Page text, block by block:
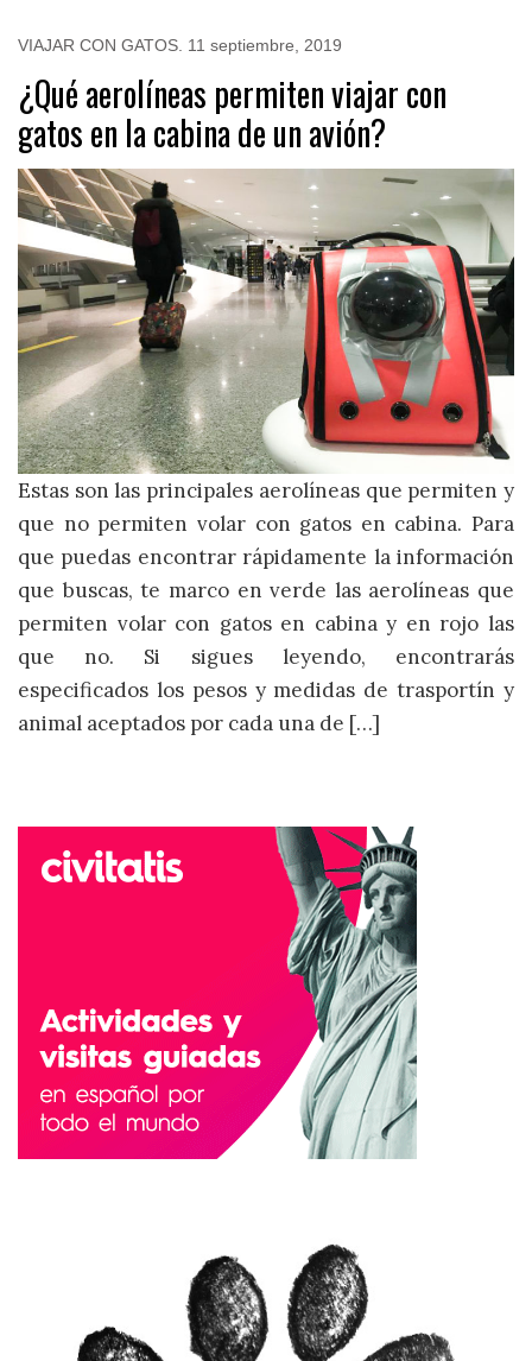
VIAJAR CON GATOS 11 septiembre, 2019
¿Qué aerolíneas permiten viajar con
gatos en la cabina de un avión?
Estas son las principales aerolíneas que permiten y
que no permiten volar con gatos en cabina. Para
que puedas encontrar rápidamente la información
que buscas, te marco en verde las aerolíneas que
permiten volar con gatos en cabina y en rojo las
que no. Si sigues leyendo, encontrarás
especificados los pesos y medidas de trasportín y
animal aceptados por cada una de […]